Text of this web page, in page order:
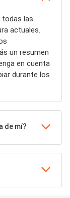
todas las
actuales.
un resumen
en cuenta
durante los
de mí?